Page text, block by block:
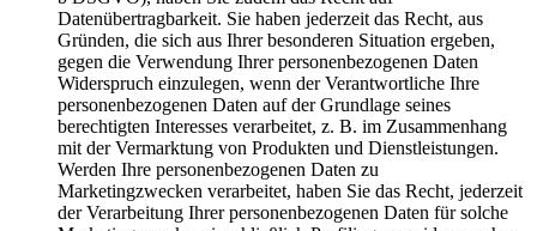
Datenübertragbarkeit. Sie haben jederzeit das Recht, aus
Gründen, die sich aus Ihrer besonderen Situation ergeben,
gegen die Verwendung Ihrer personenbezogenen Daten
Widerspruch einzulegen, wenn der Verantwortliche Ihre
personenbezogenen Daten auf der Grundlage seines
berechtigten Interesses verarbeitet, z. B. im Zusammenhang
mit der Vermarktung von Produkten und Dienstleistungen.
Werden Ihre personenbezogenen Daten zu
Marketingzwecken verarbeitet, haben Sie das Recht, jederzeit
der Verarbeitung Ihrer personenbezogenen Daten für solche